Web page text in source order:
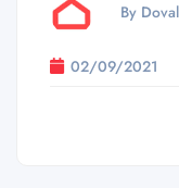
By Doval
02/09/2021